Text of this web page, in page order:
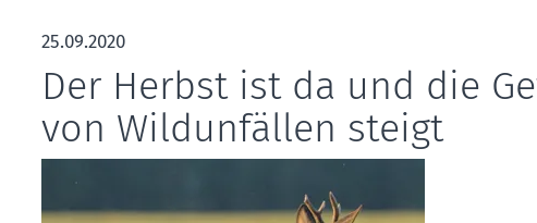
25.09.2020
Der Herbst ist da und die
von Wildunfällen steigt